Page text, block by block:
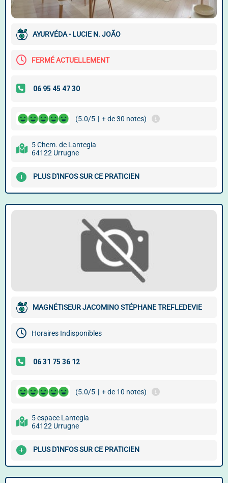
AYURVÉDA - LUCIE N. JOÃO
FERMÉ ACTUELLEMENT
(5.0/5 | + de 30 notes)
5 Chem. de Lantegia
64122 Urrugne
PLUS D'INFOS SUR CE PRATICIEN
MAGNÉTISEUR JACOMINO STÉPHANE TREFLEDEVIE
Horaires Indisponibles
(5.0/5 | + de 10 notes)
5 espace Lantegia
64122 Urrugne
PLUS D'INFOS SUR CE PRATICIEN